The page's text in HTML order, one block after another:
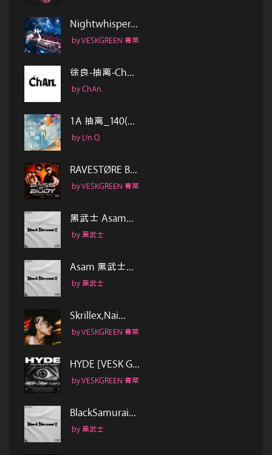
Nightwhisper...
by VESKGREEN 青菜
徐良-抽离-Ch...
by ChAn.
1A 抽离_140(...
by L!n.Q
RAVESTØRE B...
by VESKGREEN 青菜
黑武士 Asam...
by 黑武士
Asam 黑武士...
by 黑武士
Skrillex,Nai...
by VESKGREEN 青菜
HYDE [VESK G...
by VESKGREEN 青菜
BlackSamurai...
by 黑武士